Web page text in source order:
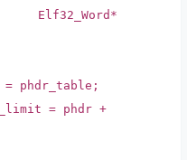
Elf32_Word*
= phdr_table;
= phdr +